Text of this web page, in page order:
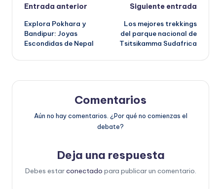
Navegación
de
entradas
Entrada anterior
Explora Pokhara y
Bandipur: Joyas
Escondidas de Nepal
Siguiente entrada
Los mejores trekkings
del parque nacional de
Tsitsikamma Sudafrica
Comentarios
Aún no hay comentarios. ¿Por qué no comienzas el
debate?
Deja una respuesta
Debes estarconectado para publicar un comentario.